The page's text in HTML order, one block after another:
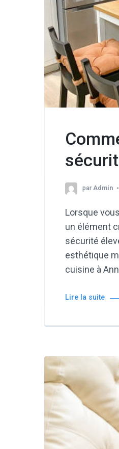
parAdmin
Lorsque
un élément
sécurité
esthétique
cuisine à
Lire la suite